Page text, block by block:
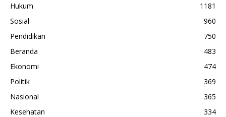
Hukum
1181
Sosial
960
Pendidikan
750
Beranda
483
Ekonomi
474
Politik
369
Nasional
365
Kesehatan
334